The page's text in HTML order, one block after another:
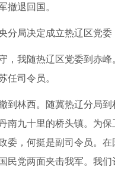
撤退回国。
分局决定成立热辽区党委
，我随热辽区党委到赤
任司令员。
到林西。随冀热辽分局
南九十里的桥头镇。为
委，何挺是副司令员。
民党两面夹击我军。我